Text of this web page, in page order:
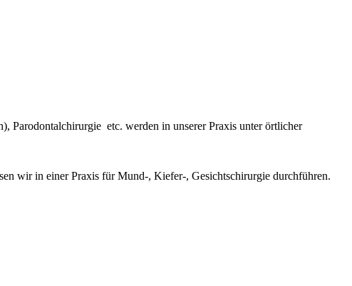
Parodontalchirurgie etc. werden in unserer Praxis unter örtlicher
wir in einer Praxis für Mund-, Kiefer-, Gesichtschirurgie durchführen.